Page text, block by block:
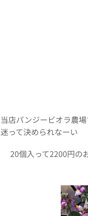
当店パンジービオラ農
迷って決められなーい
20個入って2200円の